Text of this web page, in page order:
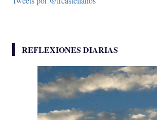
REFLEXIONES DIARIAS